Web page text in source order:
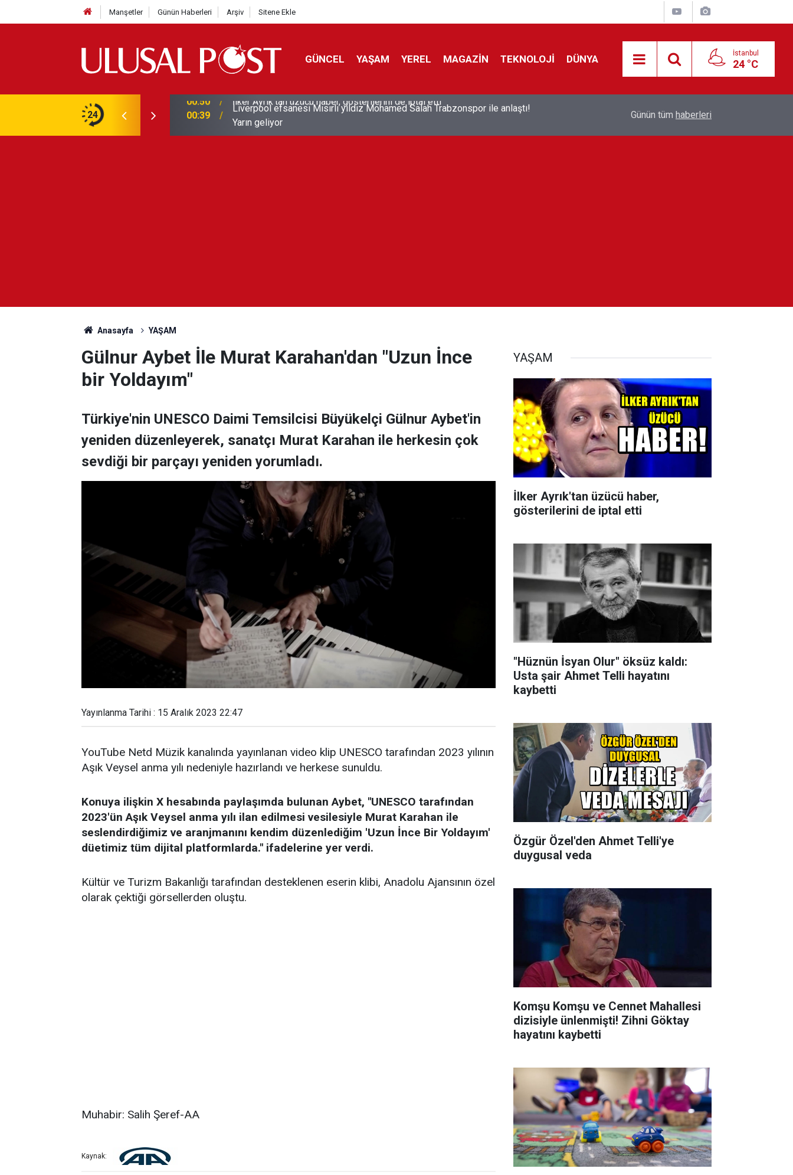
Manşetler Günün Haberleri Arşiv Sitene Ekle
GÜNCEL YAŞAM YEREL MAGAZİN TEKNOLOJİ DÜNYA İstanbul
24 °C
24 00:39
Liverpool efsanesi Mısırlı yıldız Mohamed Salah Trabzonspor ile anlaştı!
Yarın geliyor
Feridun Düzağaç sahnelere ara verdi: ''En az
Günün tüm haberleri
Anasayfa YAŞAM
Gülnur Aybet İle Murat Karahan'dan "Uzun İnce
bir Yoldayım"
Türkiye'nin UNESCO Daimi Temsilcisi Büyükelçi Gülnur Aybet'in
yeniden düzenleyerek, sanatçı Murat Karahan ile herkesin çok
sevdiği bir parçayı yeniden yorumladı.
Yayınlanma Tarihi : 15 Aralık 2023 22:47
YouTube Netd Müzik kanalında yayınlanan video klip UNESCO tarafından 2023 yılının
Aşık Veysel anma yılı nedeniyle hazırlandı ve herkese sunuldu.
Konuya ilişkin X hesabında paylaşımda bulunan Aybet, "UNESCO tarafından
2023'ün Aşık Veysel anma yılı ilan edilmesi vesilesiyle Murat Karahan ile
seslendirdiğimiz ve aranjmanını kendim düzenlediğim 'Uzun İnce Bir Yoldayım'
düetimiz tüm dijital platformlarda." ifadelerine yer verdi.
Kültür ve Turizm Bakanlığı tarafından desteklenen eserin klibi, Anadolu Ajansının özel
olarak çektiği görsellerden oluştu.
Muhabir: Salih Şeref-AA
Kaynak:
YAŞAM
İlker Ayrık'tan üzücü haber,
gösterilerini de iptal etti
"Hüznün İsyan Olur" öksüz kaldı:
Usta şair Ahmet Telli hayatını
kaybetti
Özgür Özel'den Ahmet Telli'ye
duygusal veda
Komşu Komşu ve Cennet Mahallesi
dizisiyle ünlenmişti! Zihni Göktay
hayatını kaybetti